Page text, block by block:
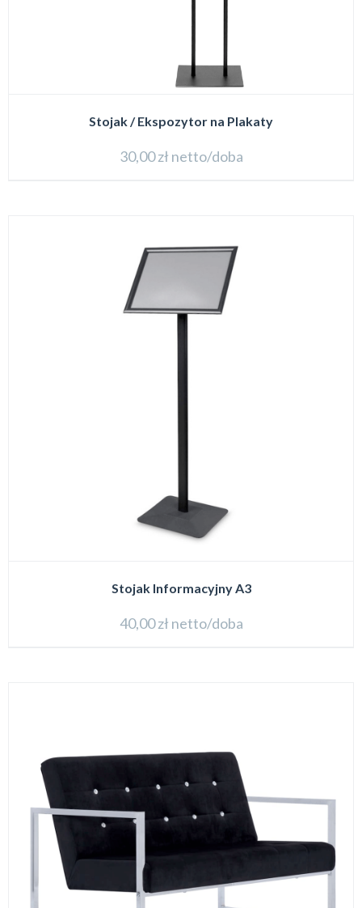
Stojak / Ekspozytor na Plakaty
30,00zł netto/doba
Stojak Informacyjny A3
40,00zł netto/doba